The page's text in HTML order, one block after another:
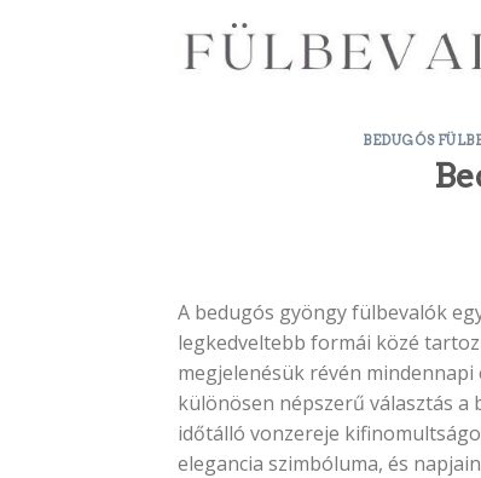
BEDUGÓS
A bedugós gyöngy fülbevalók
legkedveltebb formái közé
megjelenésük révén
különösen népszerű választás a
időtálló vonzereje
elegancia szimbóluma, és